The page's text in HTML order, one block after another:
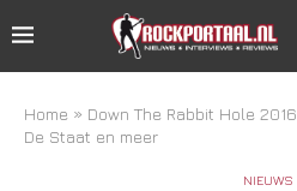
Home » Down The Rabbit Hole
De Staat en meer
NIEUWS